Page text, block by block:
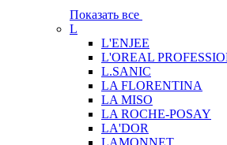
Показать все
L
L'ENJEE
L'OREAL
L.SANIC
LA FLORENTINA
LA MISO
LA ROCHE-POSAY
LA'DOR
LAMONNET